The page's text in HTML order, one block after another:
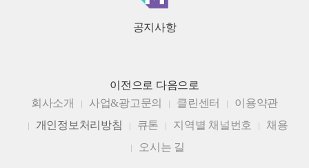
공지사항
이전으로 다음으로
회사소개
사업&광고문의 클린센터
이용약관
개인정보처리방침
큐톤 지역별 채널번호
채용
오시는 길